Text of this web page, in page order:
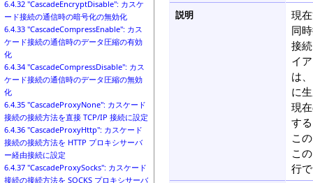
6.4.32 "CascadeEncryptDisable": カスケ
ード接続の通信時の暗号化の無効化
6.4.33 "CascadeCompressEnable": カス
ケード接続の通信時のデータ圧縮の有効
化
6.4.34 "CascadeCompressDisable": カス
ケード接続の通信時のデータ圧縮の無効
化
6.4.35 "CascadeProxyNone": カスケード
接続の接続方法を直接 TCP/IP 接続に設定
6.4.36 "CascadeProxyHttp": カスケード
接続の接続方法を HTTP プロキシサーバ
ー経由接続に設定
6.4.37 "CascadeProxySocks": カスケード
接続の接続方法を SOCKS プロキシサーバ
説明
現
同
接
イ
は
に
現
す
こ
こ
行